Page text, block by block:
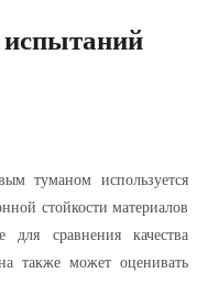
туманом используется
стойкости материалов
сравнения качества
также может оценивать